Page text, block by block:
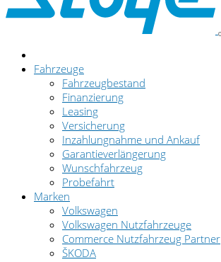
Fahrzeuge
Fahrzeugbestand
Finanzierung
Leasing
Versicherung
Inzahlungnahme und Ankauf
Garantieverlängerung
Wunschfahrzeug
Probefahrt
Marken
Volkswagen
Volkswagen Nutzfahrzeuge
Commerce Nutzfahrzeug Partner
ŠKODA